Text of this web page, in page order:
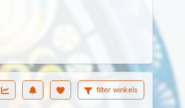
filter winkels